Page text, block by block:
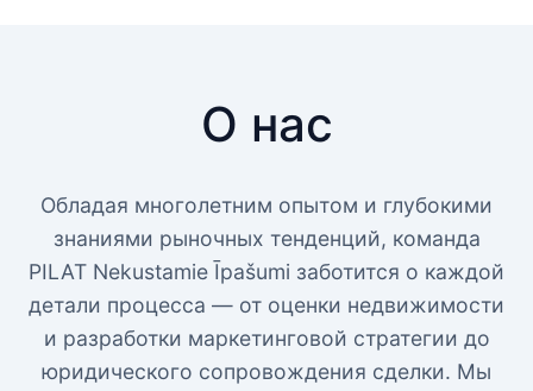
О нас
Обладая многолетним опытом и глубокими
знаниями рыночных тенденций, команда
PILAT Nekustamie Īpašumi заботится о каждой
детали процесса — от оценки недвижимости
и разработки маркетинговой стратегии до
юридического сопровождения сделки. Мы